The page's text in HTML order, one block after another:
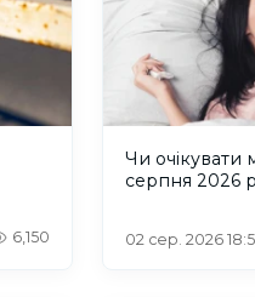
6,150
Чи очікувати
серпня 2026
02 сер. 2026